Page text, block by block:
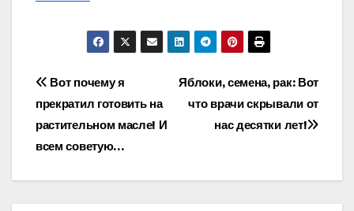
Навигация
по
записям
Яблоки, семена, рак: Вот
что врачи скрывали от
нас десятки лет!
Вот почему я
прекратил готовить на
растительном масле! И
всем советую…